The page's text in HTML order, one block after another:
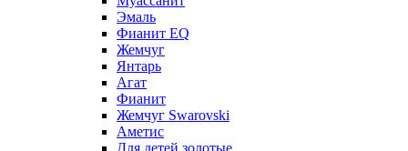
Эмаль
Фианит EQ
Жемчуг
Янтарь
Агат
Фианит
Жемчуг Swarovski
Аметис
Для детей золотые